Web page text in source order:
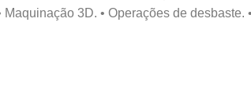
Maquinação 3D. • Operações de